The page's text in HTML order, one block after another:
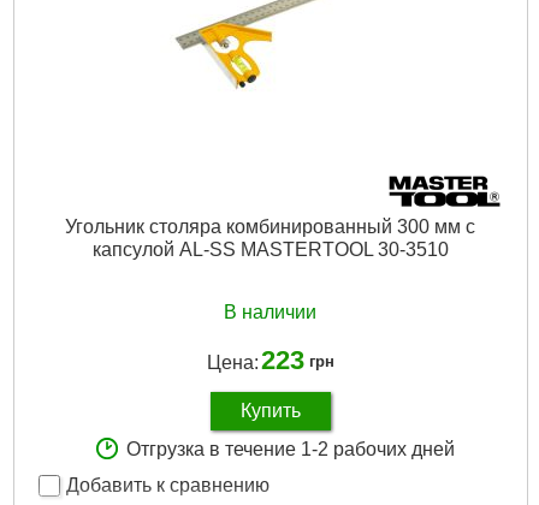
Угольник столяра комбинированный 300 мм с
капсулой AL-SS MASTERTOOL 30-3510
В наличии
Цена:223 грн
Купить
Отгрузка в течение 1-2 рабочих дней
Добавить к сравнению